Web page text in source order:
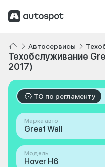
Автосервисы
Техобслуживание
2017)
ТО по регламенту
Марка авто
Great Wall
Модель
Hover H6